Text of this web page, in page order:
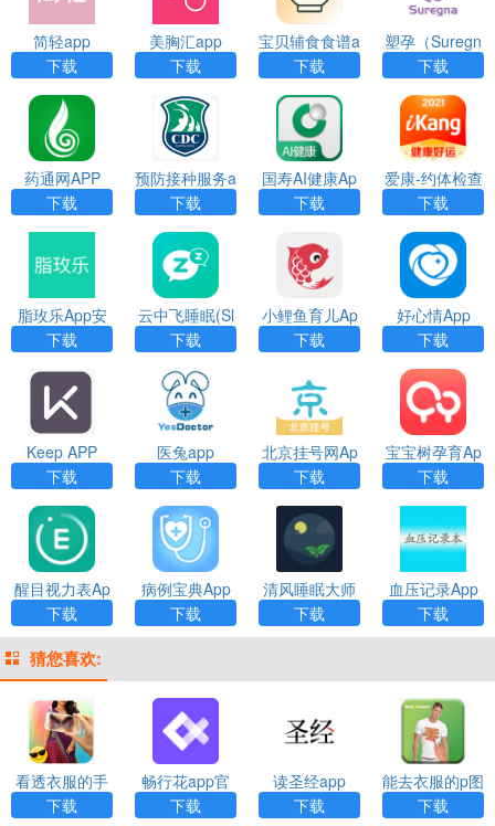
简轻app
下载
美胸汇app
下载
宝贝辅食食谱a
pp
下载
塑孕（Suregn
a）app
下载
药通网APP
下载
预防接种服务a
pp下载
下载
国寿AI健康Ap
p
下载
爱康-约体检查
报告App安卓
最新版下载
下载
脂玫乐App安
卓最新版下载
下载
云中飞睡眠(Sl
eeplus)App
下载
小鲤鱼育儿Ap
p
下载
好心情App
下载
Keep APP
下载
医兔app
下载
北京挂号网Ap
p
下载
宝宝树孕育Ap
p
下载
醒目视力表Ap
p
下载
病例宝典App
免费最新版下
载
下载
清风睡眠大师
App
下载
血压记录App
下载
猜您喜欢:
看透衣服的手
机相机app下
下载
畅行花app官
方最新版
下载
读圣经app
下载
能去衣服的p图
app下载
下载